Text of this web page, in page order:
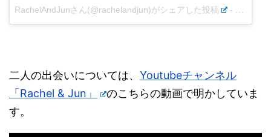
RachelAndJunさん(@rachelandjun)がシェアした投稿 -
二人の出会いについては、 Youtubeチャンネル
「Rachel & Jun」
のこちらの動画で明かしていま
す。